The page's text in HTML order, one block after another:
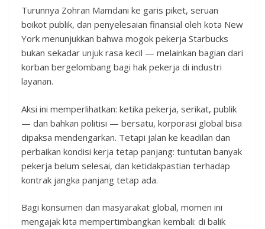
Turunnya Zohran Mamdani ke garis piket, seruan
boikot publik, dan penyelesaian finansial oleh kota New
York menunjukkan bahwa mogok pekerja Starbucks
bukan sekadar unjuk rasa kecil — melainkan bagian dari
korban bergelombang bagi hak pekerja di industri
layanan.
Aksi ini memperlihatkan: ketika pekerja, serikat, publik
— dan bahkan politisi — bersatu, korporasi global bisa
dipaksa mendengarkan. Tetapi jalan ke keadilan dan
perbaikan kondisi kerja tetap panjang: tuntutan banyak
pekerja belum selesai, dan ketidakpastian terhadap
kontrak jangka panjang tetap ada.
Bagi konsumen dan masyarakat global, momen ini
mengajak kita mempertimbangkan kembali: di balik